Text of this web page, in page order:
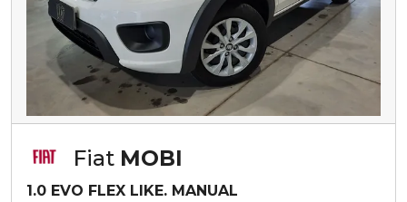
Fiat MOBI
1.0 EVO FLEX LIKE. MANUAL